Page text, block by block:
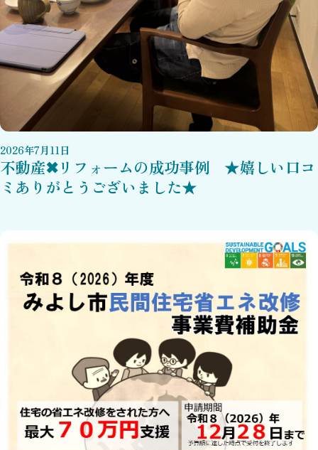
2026年7月11 日
不動産✖リフォームの成功事例 ★嬉しい口コ
ミありがとうございました★